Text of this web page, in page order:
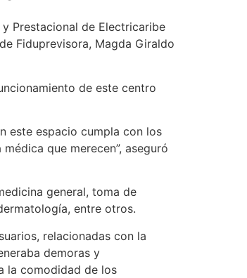
Prestacional de Electricaribe
Fiduprevisora, Magda Giraldo
de este centro
este espacio cumpla con los
que merecen”, aseguró
general, toma de
entre otros.
relacionadas con la
demoras y
la comodidad de los